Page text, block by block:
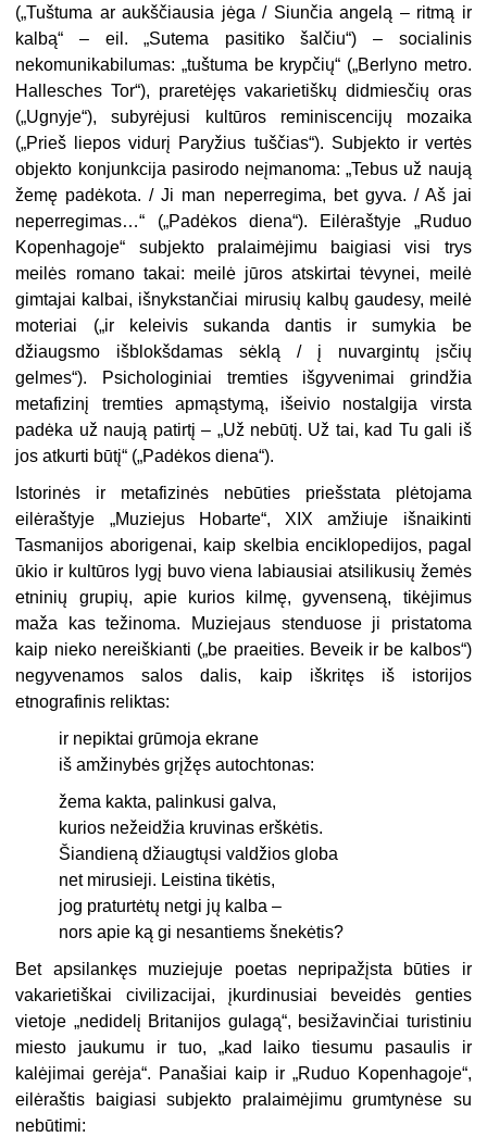
(„Tuštuma ar aukščiausia jėga / Siunčia angelą – ritmą ir
kalbą“ – eil. „Sutema pasitiko šalčiu“) – socialinis
nekomunikabilumas: „tuštuma be krypčių“ („Berlyno metro.
Hallesches Tor“), praretėjęs vakarietiškų didmiesčių oras
(„Ugnyje“), subyrėjusi kultūros reminiscencijų mozaika
(„Prieš liepos vidurį Paryžius tuščias“). Subjekto ir vertės
objekto konjunkcija pasirodo neįmanoma: „Tebus už naują
žemę padėkota. / Ji man neperregima, bet gyva. / Aš jai
neperregimas…“ („Padėkos diena“). Eilėraštyje „Ruduo
Kopenhagoje“ subjekto pralaimėjimu baigiasi visi trys
meilės romano takai: meilė jūros atskirtai tėvynei, meilė
gimtajai kalbai, išnykstančiai mirusių kalbų gaudesy, meilė
moteriai („ir keleivis sukanda dantis ir sumykia be
džiaugsmo išblokšdamas sėklą / į nuvargintų įsčių
gelmes“). Psi­chologiniai tremties išgyvenimai grindžia
metafizinį tremties apmąstymą, išeivio nostalgija virsta
padėka už naują patirtį – „Už nebūtį. Už tai, kad Tu gali iš
jos atkurti būtį“ („Padėkos diena“).
Istorinės ir metafizinės nebūties priešstata plėtojama
eilėraštyje „Muziejus Hobarte“, XIX amžiuje išnaikinti
Tasmanijos aborigenai, kaip skelbia enciklopedijos, pagal
ūkio ir kultūros lygį buvo viena labiausiai atsilikusių žemės
etninių grupių, apie kurios kilmę, gyvenseną, tikėjimus
maža kas težinoma. Muziejaus stenduose ji pristatoma
kaip nieko nereiškianti („be praeities. Beveik ir be kalbos“)
negyvenamos salos dalis, kaip iškritęs iš istorijos
etnografinis reliktas:
ir nepiktai grūmoja ekrane
iš amžinybės grįžęs autochtonas:
žema kakta, palinkusi galva,
kurios nežeidžia kruvinas erškėtis.
Šiandieną džiaugtųsi valdžios globa
net mirusieji. Leistina tikėtis,
jog praturtėtų netgi jų kalba –
nors apie ką gi nesantiems šnekėtis?
Bet apsilankęs muziejuje poetas nepripažįsta būties ir
vakarietiškai civilizacijai, įkurdinusiai beveidės genties
vietoje „nedidelį Britanijos gulagą“, besižavinčiai turistiniu
miesto jaukumu ir tuo, „kad laiko tiesumu pasaulis ir
kalėjimai gerėja“. Panašiai kaip ir „Ruduo Kopen­hagoje“,
eilėraštis baigiasi subjekto pralaimėjimu grumtynėse su
nebū­timi: